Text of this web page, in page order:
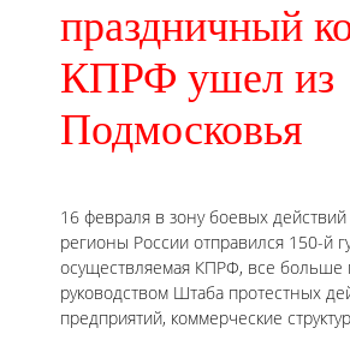
праздничный
КПРФ ушел из
Подмосковья
16 февраля в зону боевых
регионы России отправился 150-й
осуществляемая КПРФ, все больше
руководством Штаба протестных
предприятий, коммерческие